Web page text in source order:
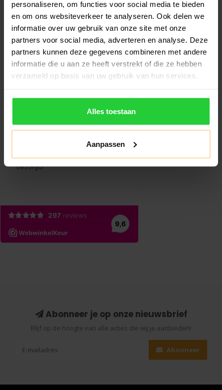
personaliseren, om functies voor social media te bieden
en om ons websiteverkeer te analyseren. Ook delen we
informatie over uw gebruik van onze site met onze
partners voor social media, adverteren en analyse. Deze
partners kunnen deze gegevens combineren met andere
informatie die u aan ze heeft verstrekt of die ze hebben
verzameld op basis van uw gebruik van hun services.
Alles toestaan
Aanpassen
Vibram W 25V Dames
Padelschoen
€159,99
De Bullpadel Vertex Vibram
25V W dames padelschoen
is een pa..
Dames Padelschoen
Wit
€144,99 €108,74
Ervaar ultiem comfort en
topprestaties met de
Bullpadel Elit..
Abonneer je op onze nieuwsbrief
Blijf op de hoogte van alle acties die wij je aanbieden!
Abonneer